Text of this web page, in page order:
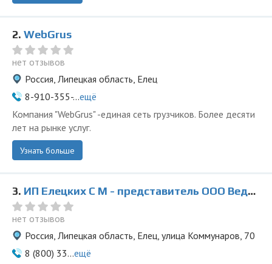
2. WebGrus
нет отзывов
Россия, Липецкая область, Елец
8-910-355-...ещё
Компания "WebGrus" -единая сеть грузчиков. Более десяти
лет на рынке услуг.
Узнать больше
3. ИП Елецких С М - представитель ООО Ведущая Утилизирующая Компания
нет отзывов
Россия, Липецкая область, Елец, улица Коммунаров, 70
8 (800) 33...ещё